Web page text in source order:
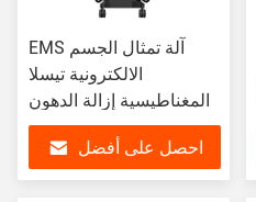
EMS آلة تمثال الجسم
الالكترونية تيسلا
المغناطيسية إزالة الدهون
احصل على أفضل